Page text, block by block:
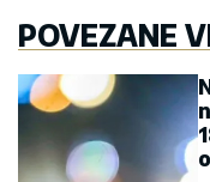
POVEZANE